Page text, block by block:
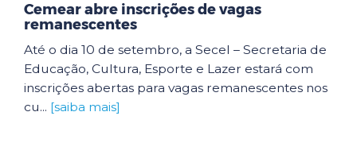
Cemear abre inscrições de vagas
remanescentes
Até o dia 10 de setembro, a Secel – Secretaria de
Educação, Cultura, Esporte e Lazer estará com
inscrições abertas para vagas remanescentes nos
cu... [saiba mais]